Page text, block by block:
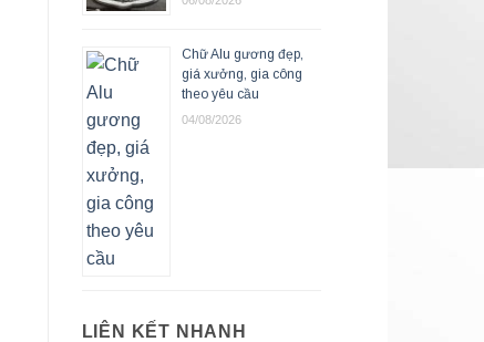
Chữ Alu gương đẹp,
giá xưởng, gia công
theo yêu cầu
04/08/2026
LIÊN KẾT NHANH